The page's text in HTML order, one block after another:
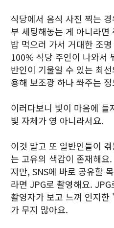
식당에서 음식 사진 찍는
부 세팅해놓는 게 아니라
밥 먹으러 가서 거대한 조
100% 식당 주인이 나와서
반인이 기울일 수 있는 최
용해 보조광 하나 쏴주는
이러다보니 빛이 마음에
빛 자체가 영 아니라서요.
이것 말고 또 일반인들이
는 고유의 색감이 존재해
지만, SNS에 바로 공유할
라면 JPG로 촬영해요.
촬영자가 보고 느껴 인지
가 무지 많아요.